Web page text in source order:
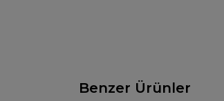
Benzer Ürünler